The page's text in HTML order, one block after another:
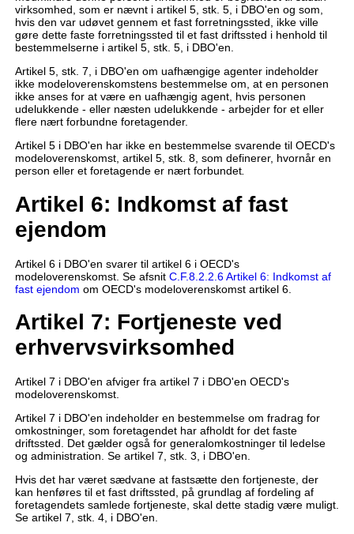
virksomhed, som er nævnt i artikel 5, stk. 5, i DBO'en og som,
hvis den var udøvet gennem et fast forretningssted, ikke ville
gøre dette faste forretningssted til et fast driftssted i henhold til
bestemmelserne i artikel 5, stk. 5, i DBO'en.
Artikel 5, stk. 7, i DBO'en om uafhængige agenter indeholder
ikke modeloverenskomstens bestemmelse om, at en personen
ikke anses for at være en uafhængig agent, hvis personen
udelukkende - eller næsten udelukkende - arbejder for et eller
flere nært forbundne foretagender.
Artikel 5 i DBO'en har ikke en bestemmelse svarende til OECD's
modeloverenskomst, artikel 5, stk. 8, som definerer, hvornår en
person eller et foretagende er nært forbundet.
Artikel 6: Indkomst af fast
ejendom
Artikel 6 i DBO'en svarer til artikel 6 i OECD's
modeloverenskomst. Se afsnit C.F.8.2.2.6 Artikel 6: Indkomst af
fast ejendom om OECD's modeloverenskomst artikel 6.
Artikel 7: Fortjeneste ved
erhvervsvirksomhed
Artikel 7 i DBO'en afviger fra artikel 7 i DBO'en OECD's
modeloverenskomst.
Artikel 7 i DBO'en indeholder en bestemmelse om fradrag for
omkostninger, som foretagendet har afholdt for det faste
driftssted. Det gælder også for generalomkostninger til ledelse
og administration. Se artikel 7, stk. 3, i DBO'en.
Hvis det har været sædvane at fastsætte den fortjeneste, der
kan henføres til et fast driftssted, på grundlag af fordeling af
foretagendets samlede fortjeneste, skal dette stadig være muligt.
Se artikel 7, stk. 4, i DBO'en.